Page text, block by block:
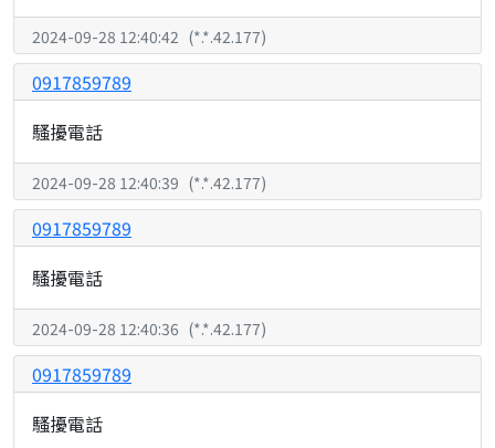
2024-09-28 12:40:42 (*.*.42.177)
0917859789
騷擾電話
2024-09-28 12:40:39 (*.*.42.177)
0917859789
騷擾電話
2024-09-28 12:40:36 (*.*.42.177)
0917859789
騷擾電話